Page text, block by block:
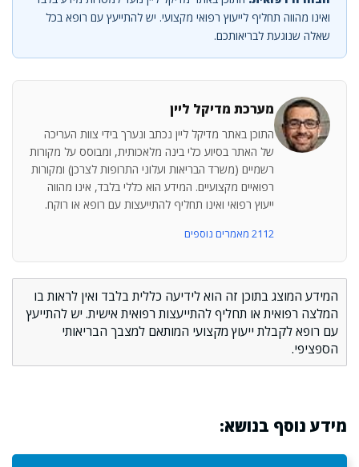
ואינו מהווה תחליף לייעוץ רפואי מקצועי. יש להתייעץ עם רופא בכל
שאלה שנוגעת לבריאותכם.
מערכת מדיקל ליין
התוכן באתר מדיקל ליין נכתב ונערך בידי צוות העריכה
של האתר בסיוע כלי בינה מלאכותית, ומבוסס על מקורות
רשמיים (משרד הבריאות ועלוני התרופות לצרכן) ומקורות
רפואיים מקצועיים. המידע הוא כללי בלבד, אינו מהווה
ייעוץ רפואי ואינו תחליף להתייעצות עם רופא או רוקח.
2112 מאמרים נוספים
המידע המוצג בתוכן זה הוא לידיעה כללית בלבד ואין לראות בו
המלצה רפואית או תחליף להתייעצות רפואית אישית. יש להתייעץ
עם רופא לקבלת ייעוץ מקצועי המותאם למצבך הבריאותי
הספציפי.
מידע נוסף בנושא: